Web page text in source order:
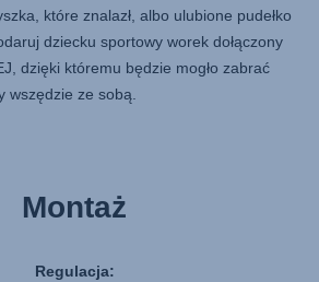
które znalazł, albo ulubione pudełko
dziecku sportowy worek dołączony
dzięki któremu będzie mogło zabrać
wszędzie ze sobą.
Montaż
Regulacja: